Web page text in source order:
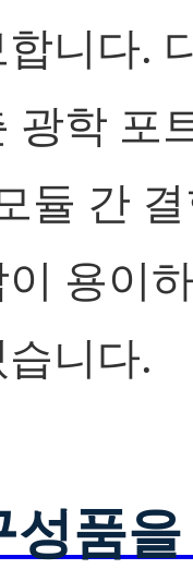
니다.
광학 포
듈 간
용이
니다.
성품